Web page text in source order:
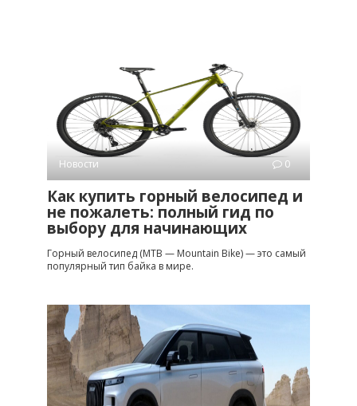
Новости 0
Как купить горный велосипед и
не пожалеть: полный гид по
выбору для начинающих
Горный велосипед (MTB — Mountain Bike) — это самый
популярный тип байка в мире.